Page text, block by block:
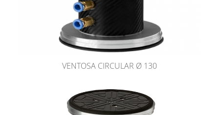
VENTOSA CIRCULAR Ø 130